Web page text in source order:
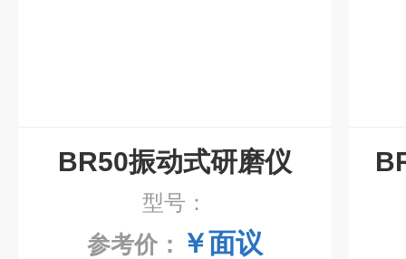
BR50振动式研磨仪
型号：
参考价： ￥面议